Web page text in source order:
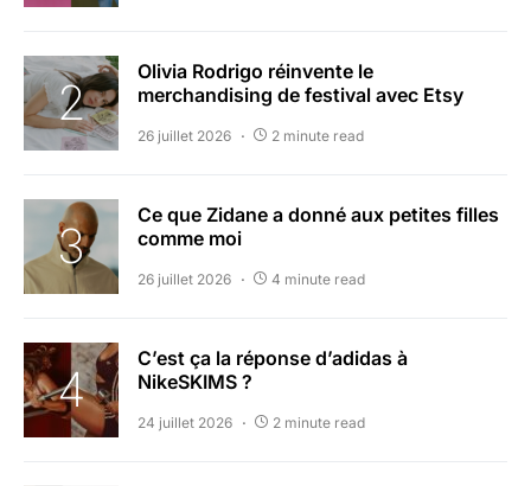
Olivia Rodrigo réinvente le
merchandising de festival avec Etsy
26 juillet 2026 2 minute read
Ce que Zidane a donné aux petites filles
comme moi
26 juillet 2026 4 minute read
C’est ça la réponse d’adidas à
NikeSKIMS ?
24 juillet 2026 2 minute read